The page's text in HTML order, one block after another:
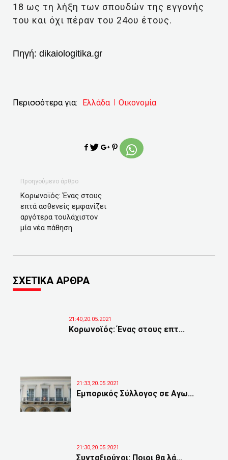
18 ως τη λήξη των σπουδών της εγγονής
του και όχι πέραν του 24ου έτους.
Πηγή: dikaiologitika.gr
Περισσότερα για: Ελλάδα Οικονομία
Προηγούμενο άρθρο
Κορωνοϊός: Ένας στους
επτά ασθενείς εμφανίζει
αργότερα τουλάχιστον
μία νέα πάθηση
ΣΧΕΤΙΚΑ ΑΡΘΡΑ
21:40,20.05.2021
Κορωνοϊός: Ένας στους επτ...
21:33,20.05.2021
Εμπορικός Σύλλογος σε Αγω...
21:30,20.05.2021
Συνταξιούχοι: Ποιοι θα λά...